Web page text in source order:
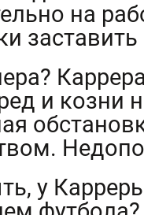
на
и козни
у